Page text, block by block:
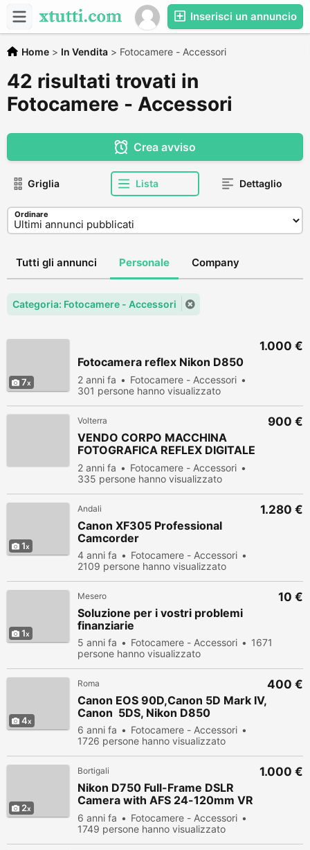
Inserisci un annuncio
Home > In Vendita > Fotocamere - Accessori
42 risultati trovati in
Fotocamere - Accessori
Crea avviso
Griglia Lista Dettaglio
Ordinare
Tutti gli annunci Personale Company
Categoria: Fotocamere - Accessori
7
Fotocamera reflex Nikon D850
2 anni fa
Fotocamere - Accessori
301 persone hanno visualizzato
1.000 €
Volterra
VENDO CORPO MACCHINA
FOTOGRAFICA REFLEX DIGITALE
D7
2 anni fa
Fotocamere - Accessori
335 persone hanno visualizzato
900 €
1
Andali
Canon XF305 Professional
Camcorder
4 anni fa
Fotocamere - Accessori
2109 persone hanno visualizzato
1.280 €
1
Mesero
Soluzione per i vostri problemi
finanziarie
5 anni fa Fotocamere - Accessori
1671
persone hanno visualizzato
10 €
4
Roma
Canon EOS 90D,Canon 5D Mark IV,
Canon 5DS, Nikon D850
6 anni fa
Fotocamere - Accessori
1726 persone hanno visualizzato
400 €
2
Bortigali
Nikon D750 Full-Frame DSLR
Camera with AFS 24-120mm VR
Lens Kit
6 anni fa
Fotocamere - Accessori
1749 persone hanno visualizzato
1.000 €